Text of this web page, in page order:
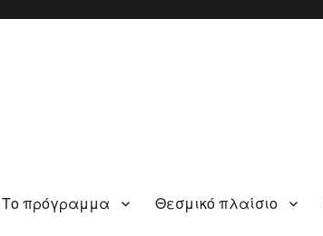
Το πρόγραμμα Θεσμικό πλαίσιο